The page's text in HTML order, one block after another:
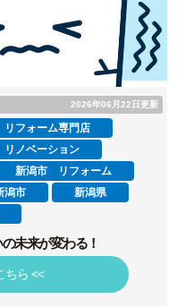
2026年06月22日更新
リフォーム専門店
ノベーション
新潟市 リフォーム
潟市
新潟県
未来が変わる！
ちら <<